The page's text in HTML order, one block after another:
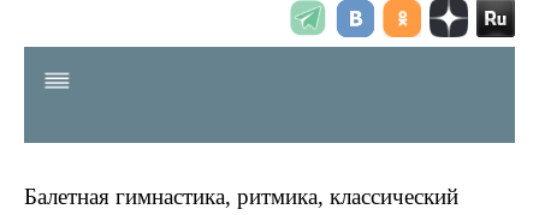
Балетная гимнастика, ритмика, классический